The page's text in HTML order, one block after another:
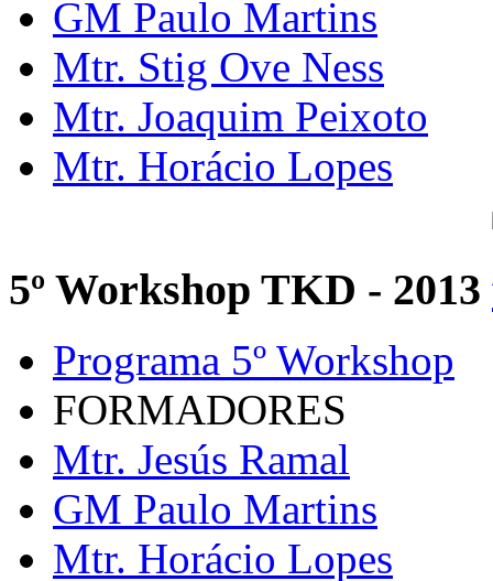
GM Paulo Martins
Mtr. Stig Ove Ness
Mtr. Joaquim Peixoto
Mtr. Horácio Lopes
5º Workshop TKD - 2013
Programa 5º Workshop
FORMADORES
Mtr. Jesús Ramal
GM Paulo Martins
Mtr. Horácio Lopes